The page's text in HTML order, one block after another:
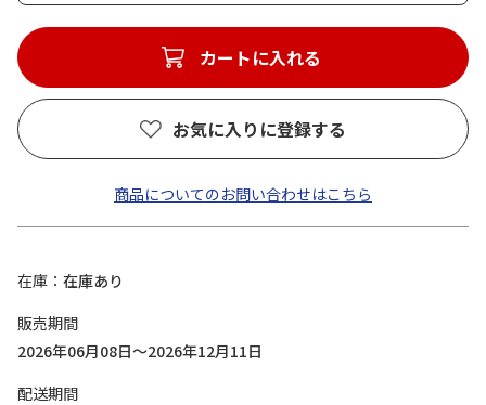
カートに入れる
お気に入りに登録する
商品についてのお問い合わせはこちら
在庫
在庫あり
販売期間
2026年06月08日～2026年12月11日
配送期間